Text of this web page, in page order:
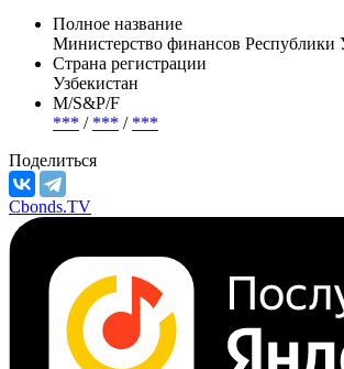
Полное название
Министерство финансов Республики
Страна регистрации
Узбекистан
М/S&P/F
*** / *** / ***
Поделиться
Cbonds.TV